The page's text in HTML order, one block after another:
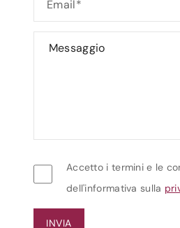
Accetto i termini e le
dell'informativa sulla